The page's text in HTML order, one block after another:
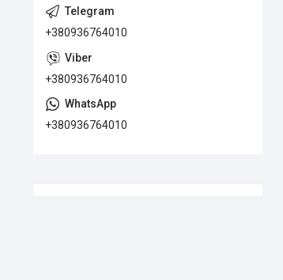
+380936764010
+380936764010
+380936764010